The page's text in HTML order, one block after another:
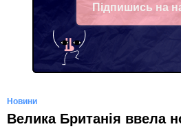
Підпишись на
Telegram
Новини
Велика Британія ввела